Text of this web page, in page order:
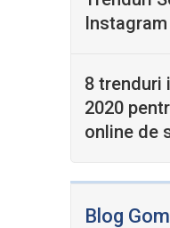
Instagram
8 trenduri
2020
online de
Blog